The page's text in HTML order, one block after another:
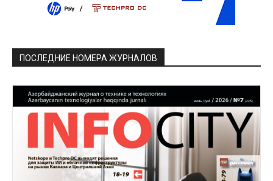
ПОСЛЕДНИЕ НОМЕРА ЖУРНАЛОВ